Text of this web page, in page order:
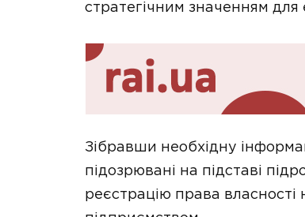
стратегічним значенням
Зібравши необхідну
підозрювані на підставі
реєстрацію права